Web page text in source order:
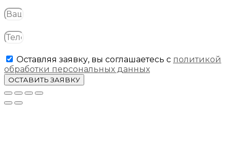
Оставляя заявку, вы соглашаетесь с политикой
обработки персональных данных
ОСТАВИТЬ ЗАЯВКУ